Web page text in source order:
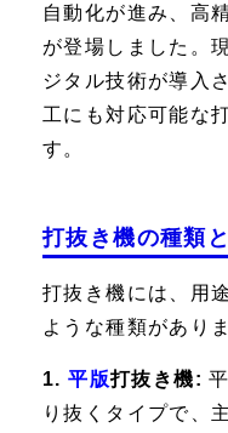
自動化が進み、高
が登場しました。
ジタル技術が導入
工にも対応可能な
す。
打抜き機の種類
打抜き機には、用
ような種類があり
1.平版打抜き機:
り抜くタイプで、